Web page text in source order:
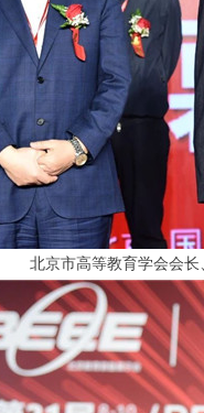
北京市高等教育学会会